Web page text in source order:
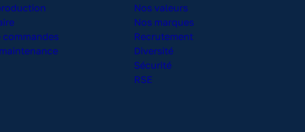
commandes
Nos valeurs
Nos marques
Recrutement
Diversité
Sécurité
RSE